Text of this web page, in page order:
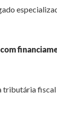
tributária